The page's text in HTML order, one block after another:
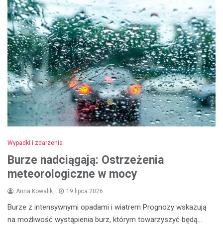
Wypadki i zdarzenia
Burze nadciągają: Ostrzeżenia
meteorologiczne w mocy
Anna Kowalik 19 lipca 2026
Burze z intensywnymi opadami i wiatrem Prognozy wskazują
na możliwość wystąpienia burz, którym towarzyszyć będą…